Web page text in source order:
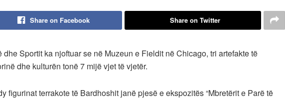
Share on Facebook Share on Twitter
Sportit ka njoftuar se në Muzeun e Fieldit në Chicago, tri artefakte të
dhe kulturën tonë 7 mijë vjet të vjetër.
figurinat terrakote të Bardhoshit janë pjesë e ekspozitës “Mbretërit e Parë të